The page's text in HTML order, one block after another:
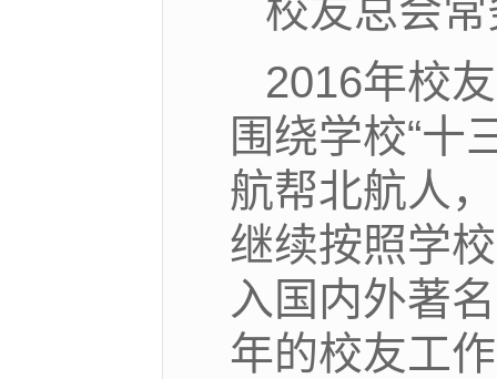
校友总会
2016年校
围绕学校“十
航帮北航人
继续按照学
入国内外著
年的校友工